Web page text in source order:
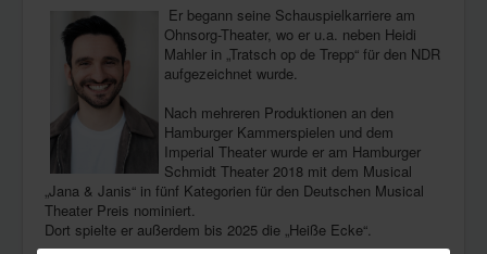
Freundeskreis
Galerie
Presse
Kontakt
Er begann seine Schauspielkarriere am
Ohnsorg-Theater, wo er u.a. neben Heidi
Mahler in „Tratsch op de Trepp“ für den NDR
aufgezeichnet wurde.
Nach mehreren Produktionen an den
Hamburger Kammerspielen und dem
Imperial Theater wurde er am Hamburger
Schmidt Theater 2018 mit dem Musical
„Jana & Janis“ in fünf Kategorien für den Deutschen Musical
Theater Preis nominiert.
Dort spielte er außerdem bis 2025 die „Heiße Ecke“.